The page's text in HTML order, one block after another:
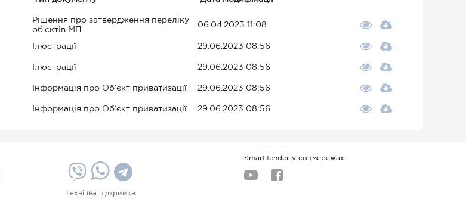
Рішення про затвердження переліку
об’єктів МП
06.04.2023 11:08
Ілюстрації 29.06.2023 08:56
Ілюстрації 29.06.2023 08:56
Інформація про Об’єкт приватизації 29.06.2023 08:56
Інформація про Об’єкт приватизації 29.06.2023 08:56
Технічна підтримка
SmartTender у соцмережах: